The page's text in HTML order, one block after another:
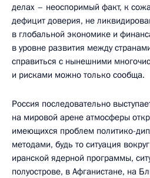
делах – неоспоримый факт, к
дефицит доверия, не
в глобальной экономике и
в уровне развития между
справиться с нынешними
и рисками можно только сообща.
Россия последовательно
на мировой арене атмосферы
имеющихся проблем политико-
методами, будь то ситуация
иранской ядерной программы,
полуострове, в Афганистане, на